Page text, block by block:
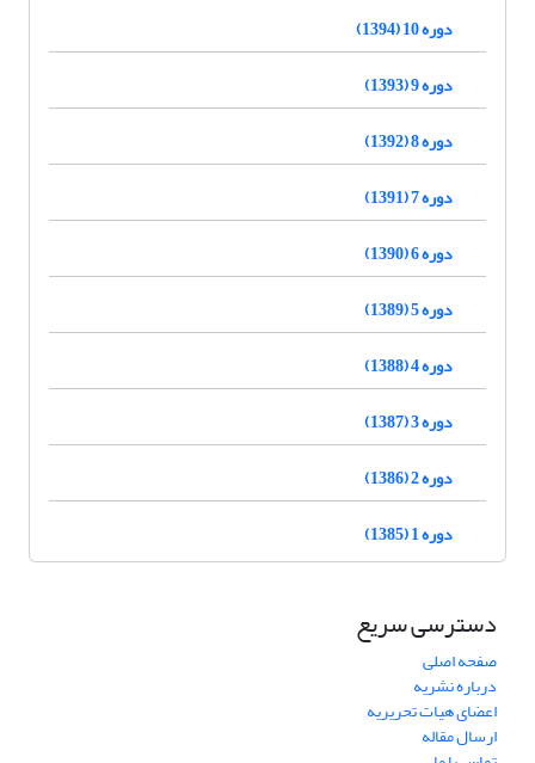
دوره 10 (1394)
دوره 9 (1393)
دوره 8 (1392)
دوره 7 (1391)
دوره 6 (1390)
دوره 5 (1389)
دوره 4 (1388)
دوره 3 (1387)
دوره 2 (1386)
دوره 1 (1385)
دسترسی سریع
صفحه اصلی
درباره نشریه
اعضای هیات تحریریه
ارسال مقاله